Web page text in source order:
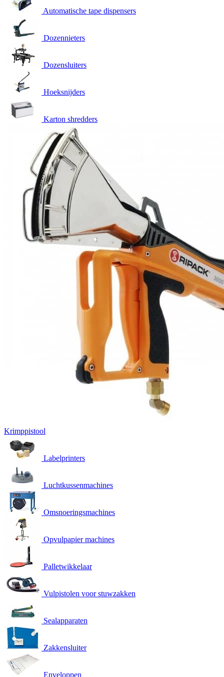
Automatische tape dispensers
Dozennieters
Dozensluiters
Hoeksnijders
Karton shredders
Krimppistool
Labelprinters
Luchtkussenmachines
Omsnoeringsmachines
Opvulpapier machines
Palletwikkelaar
Vulpistolen voor stuwzakken
Sealapparaten
Zakkensluiter
Enveloppen